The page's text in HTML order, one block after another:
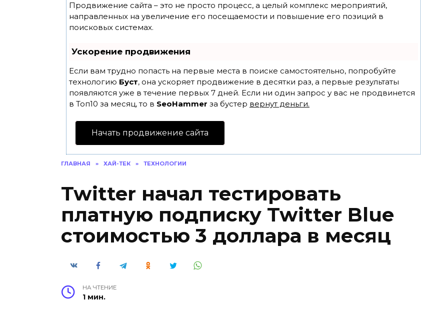
Продвижение сайта – это не просто процесс, а целый комплекс мероприятий,
направленных на увеличение его посещаемости и повышение его позиций в
поисковых системах.
Ускорение продвижения
Если вам трудно попасть на первые места в поиске самостоятельно, попробуйте
технологию Буст, она ускоряет продвижение в десятки раз, а первые результаты
появляются уже в течение первых 7 дней. Если ни один запрос у вас не продвинется
в Топ10 за месяц, то в SeoHammer за бустер вернут деньги.
Начать продвижение сайта
ГЛАВНАЯ » ХАЙ-ТЕК » ТЕХНОЛОГИИ
Twitter начал тестировать
платную подписку Twitter Blue
стоимостью 3 доллара в месяц
НА ЧТЕНИЕ
1 мин.